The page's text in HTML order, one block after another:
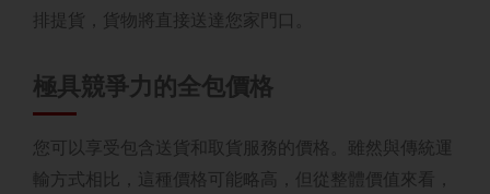
排提貨，貨物將直接送達您家門口。
極具競爭力的全包價格
您可以享受包含送貨和取貨服務的價格。雖然與傳統運
輸方式相比，這種價格可能略高，但從整體價值來看，